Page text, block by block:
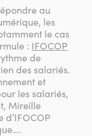
au
les
le cas
: IFOCOP
de
des salariés.
et
les salariés,
Mireille